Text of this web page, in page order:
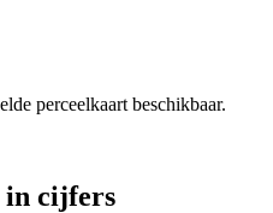
perceelkaart beschikbaar.
in cijfers